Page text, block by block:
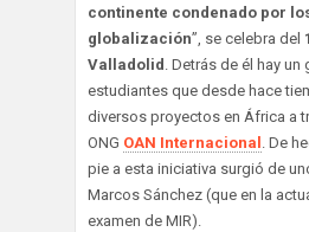
continente condenado por
globalización”, se celebra del
Valladolid . Detrás de él hay un
estudiantes que desde hace
diversos proyectos en África a
ONG OAN Internacional . De
pie a esta iniciativa surgió de
Marcos Sánchez (que en la
examen de MIR).